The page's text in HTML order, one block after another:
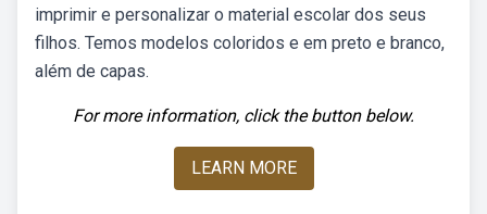
imprimir e personalizar o material escolar dos seus
filhos. Temos modelos coloridos e em preto e branco,
além de capas.
For more information, click the button below.
LEARN MORE